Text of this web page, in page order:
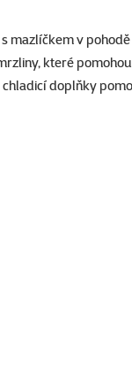
mazlíčkem v pohodě
které
doplňky